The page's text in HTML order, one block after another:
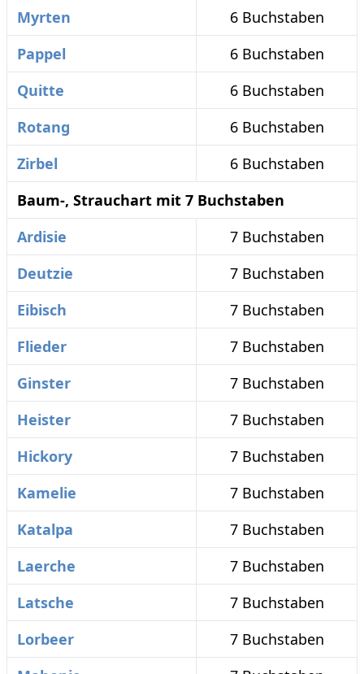
Myrten
6 Buchstaben
Pappel
6 Buchstaben
Quitte
6 Buchstaben
Rotang
6 Buchstaben
Zirbel
6 Buchstaben
Baum-, Strauchart mit 7 Buchstaben
Ardisie
7 Buchstaben
Deutzie
7 Buchstaben
Eibisch
7 Buchstaben
Flieder
7 Buchstaben
Ginster
7 Buchstaben
Heister
7 Buchstaben
Hickory
7 Buchstaben
Kamelie
7 Buchstaben
Katalpa
7 Buchstaben
Laerche
7 Buchstaben
Latsche
7 Buchstaben
Lorbeer
7 Buchstaben